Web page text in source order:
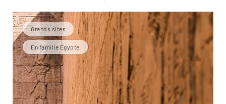
Grands sites
En famille Egypte